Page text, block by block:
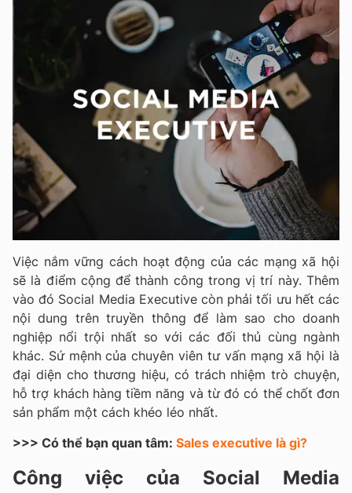
Việc nắm vững cách hoạt động của các mạng xã hội
sẽ là điểm cộng để thành công trong vị trí này. Thêm
vào đó Social Media Executive còn phải tối ưu hết các
nội dung trên truyền thông để làm sao cho doanh
nghiệp nổi trội nhất so với các đối thủ cùng ngành
khác. Sứ mệnh của chuyên viên tư vấn mạng xã hội là
đại diện cho thương hiệu, có trách nhiệm trò chuyện,
hỗ trợ khách hàng tiềm năng và từ đó có thể chốt đơn
sản phẩm một cách khéo léo nhất.
>>> Có thể bạn quan tâm: Sales executive là gì?
Công việc của Social Media